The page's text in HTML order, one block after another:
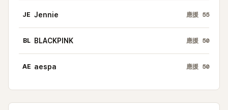
JE Jennie 應援 55
BL BLACKPINK 應援 50
AE aespa 應援 50